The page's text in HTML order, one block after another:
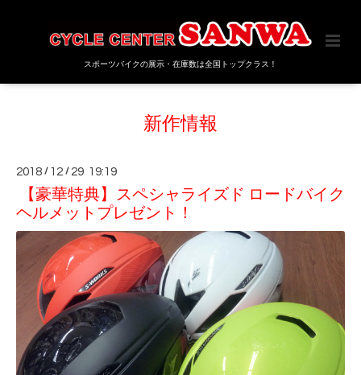
スポーツバイクの展示・在庫数は全国トップクラス！
新作情報
2018 / 12 / 29 19:19
【豪華特典】スペシャライズド ロードバイク
ヘルメットプレゼント！